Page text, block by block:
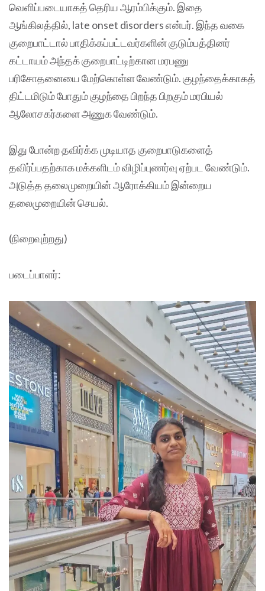
வெளிப்படையாகத் தெரிய ஆரம்பிக்கும். இதை
ஆங்கிலத்தில், late onset disorders என்பர். இந்த வகை
குறைபாட்டால் பாதிக்கப்பட்டவர்களின் குடும்பத்தினர்
கட்டாயம் அந்தக் குறைபாட்டிற்கான மரபணு
பரிசோதனையை மேற்கொள்ள வேண்டும். குழந்தைக்காகத்
திட்டமிடும் போதும் குழந்தை பிறந்த பிறகும் மரபியல்
ஆலோசகர்களை அணுக வேண்டும்.
இது போன்ற தவிர்க்க முடியாத குறைபாடுகளைத்
தவிர்ப்பதற்காக மக்களிடம் விழிப்புணர்வு ஏற்பட வேண்டும்.
அடுத்த தலைமுறையின் ஆரோக்கியம் இன்றைய
தலைமுறையின் செயல்.
(நிறைவுற்றது)
படைப்பாளர்: